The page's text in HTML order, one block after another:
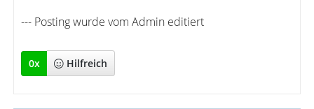
--- Posting wurde vom Admin editiert
0x Hilfreich